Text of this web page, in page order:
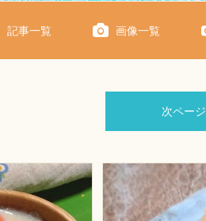
記事一覧 画像一覧
次ページ